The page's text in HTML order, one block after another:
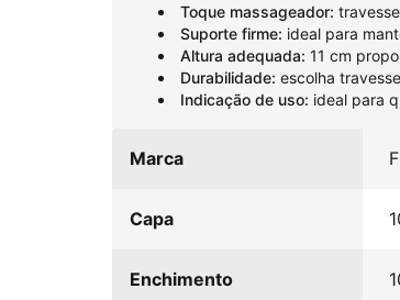
Toque massageador:
Suporte firme: ideal para
Altura adequada: 11 cm
Durabilidade: escolha
Indicação de uso: ideal para
Marca
Capa
Enchimento